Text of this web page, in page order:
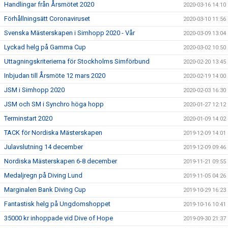
Handlingar från Årsmötet 2020 2020-03-16 14:10
Förhållningsätt Coronaviruset 2020-03-10 11:56
Svenska Mästerskapen i Simhopp 2020 - Vår 2020-03-09 13:04
Lyckad helg på Gamma Cup 2020-03-02 10:50
Uttagningskriterierna för Stockholms Simförbund 2020-02-20 13:45
Inbjudan till Årsmöte 12 mars 2020 2020-02-19 14:00
JSM i Simhopp 2020 2020-02-03 16:30
JSM och SM i Synchro höga hopp 2020-01-27 12:12
Terminstart 2020 2020-01-09 14:02
TACK för Nordiska Mästerskapen 2019-12-09 14:01
Julavslutning 14 december 2019-12-09 09:46
Nordiska Mästerskapen 6-8 december 2019-11-21 09:55
Medaljregn på Diving Lund 2019-11-05 04:26
Marginalen Bank Diving Cup 2019-10-29 16:23
Fantastisk helg på Ungdomshoppet 2019-10-16 10:41
35000 kr inhoppade vid Dive of Hope 2019-09-30 21:37